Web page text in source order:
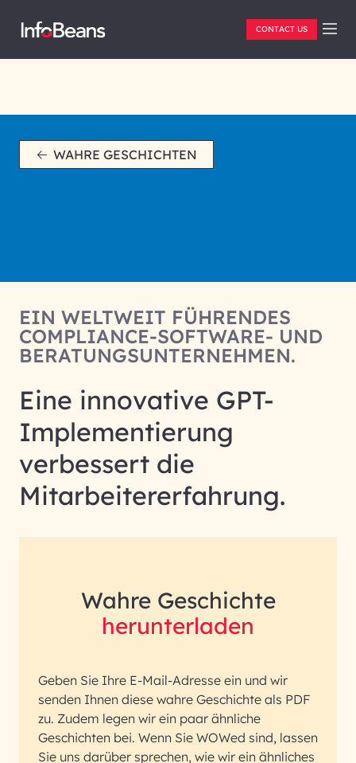
CONTACT US
WAHRE GESCHICHTEN
EIN WELTWEIT FÜHRENDES
COMPLIANCE-SOFTWARE- UND
BERATUNGSUNTERNEHMEN.
Eine innovative GPT-
Implementierung
verbessert die
Mitarbeitererfahrung.
Wahre Geschichte
herunterladen
Geben Sie Ihre E-Mail-Adresse ein und wir
senden Ihnen diese wahre Geschichte als PDF
zu. Zudem legen wir ein paar ähnliche
Geschichten bei. Wenn Sie WOWed sind, lassen
Sie uns darüber sprechen, wie wir ein ähnliches